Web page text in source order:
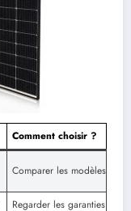
Comment choisir ?
Comparer les modèles
Regarder les garanties